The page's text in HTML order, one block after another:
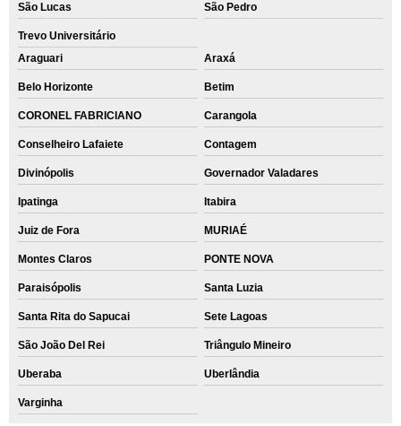
São Lucas São Pedro
Trevo Universitário
Araguari
Araxá
Belo Horizonte Betim
CORONEL FABRICIANO Carangola
Conselheiro Lafaiete Contagem
Divinópolis Governador Valadares
Ipatinga Itabira
Juiz de Fora MURIAÉ
Montes Claros PONTE NOVA
Paraisópolis Santa Luzia
Santa Rita do Sapucai Sete Lagoas
São João Del Rei Triângulo Mineiro
Uberaba Uberlândia
Varginha